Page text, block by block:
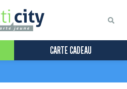
CARTE CADEAU